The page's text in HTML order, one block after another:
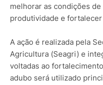
melhorar as condições
produtividade e
A ação é realizada pela
Agricultura (Seagri) e
voltadas ao
adubo será utilizado